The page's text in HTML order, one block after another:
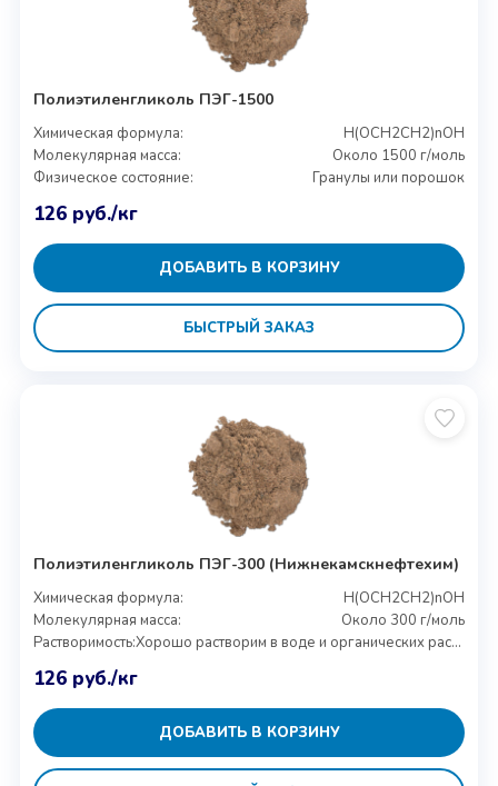
Полиэтиленгликоль ПЭГ-1500
Химическая формула:
H(OCH2CH2)nOH
Молекулярная масса:
Около 1500 г/моль
Физическое состояние:
Гранулы или порошок
126 руб./кг
ДОБАВИТЬ В КОРЗИНУ
БЫСТРЫЙ ЗАКАЗ
Полиэтиленгликоль ПЭГ-300 (Нижнекамскнефтехим)
Химическая формула:
H(OCH2CH2)nOH
Молекулярная масса:
Около 300 г/моль
Растворимость:
Хорошо растворим в воде и органических растворителях
126 руб./кг
ДОБАВИТЬ В КОРЗИНУ